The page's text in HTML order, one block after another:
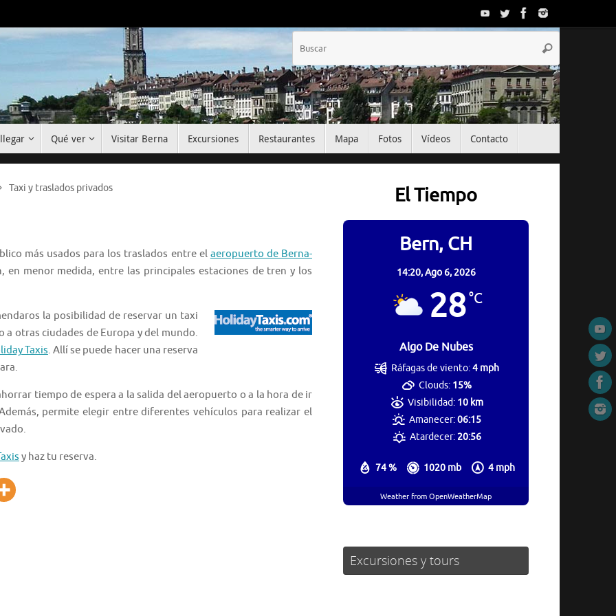
Buscar
Qué ver Visitar Berna Excursiones Restaurantes Mapa Fotos Vídeos Contacto
Taxi y traslados privados
más usados para los traslados entre el aeropuerto de Berna-
en menor medida, entre las principales estaciones de tren y los
la posibilidad de reservar un taxi
a otras ciudades de Europa y del mundo.
Taxis. Allí se puede hacer una reserva
tiempo de espera a la salida del aeropuerto o a la hora de ir
permite elegir entre diferentes vehículos para realizar el
y haz tu reserva.
El Tiempo
Bern, CH
14:20,Ago 6, 2026
28°C
Algo De Nubes
74 % 1020 mb 4 mph
Ráfagas de viento:4 mph
Clouds: 15%
Visibilidad: 10 km
Amanecer:06:15
Atardecer:20:56
Weather from OpenWeatherMap
Excursiones y tours